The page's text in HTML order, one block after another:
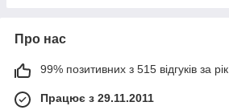
Про нас
99% позитивних з 515 відгуків за рік
Працює з 29.11.2011